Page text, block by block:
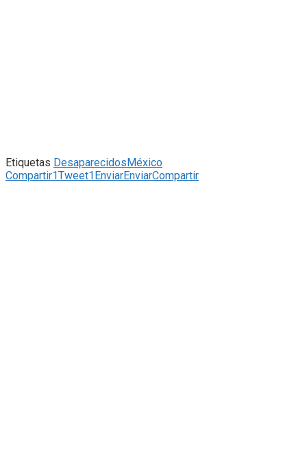
Etiquetas Desaparecidos México
Compartir1Tweet1 EnviarEnviarCompartir